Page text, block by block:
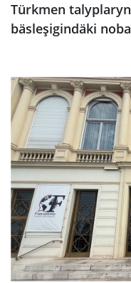
Türkmen
bäsleşigindäki